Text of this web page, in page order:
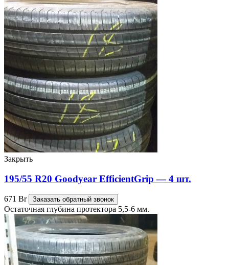
Закрыть
195/55 R20 Goodyear EfficientGrip — 4 шт.
671 Br Заказать обратный звонок
Остаточная глубина протектора 5,5-6 мм.